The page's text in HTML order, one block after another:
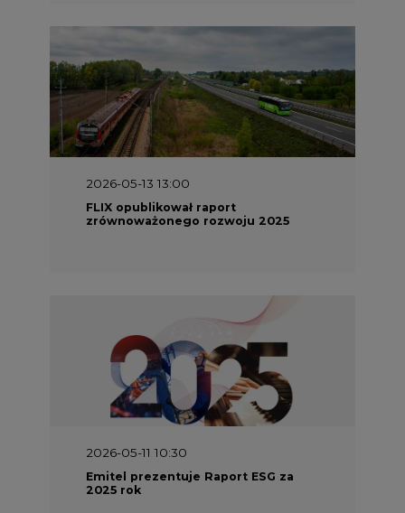
2026-05-13 13:00
FLIX opublikował raport
zrównoważonego rozwoju 2025
2026-05-11 10:30
Emitel prezentuje Raport ESG za
2025 rok